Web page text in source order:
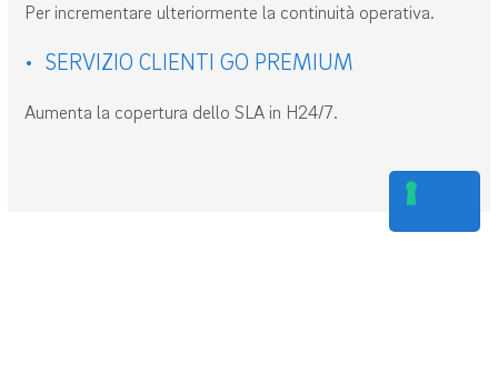
Per incrementare ulteriormente la continuità operativa.
• SERVIZIO CLIENTI GO PREMIUM
Aumenta la copertura dello SLA in H24/7.